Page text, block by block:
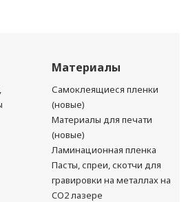
Материалы
Самоклеящиеся пленки
(новые)
Материалы для печати
(новые)
Ламинационная пленка
Пасты, спреи, скотчи для
гравировки на металлах на
CO2 лазере